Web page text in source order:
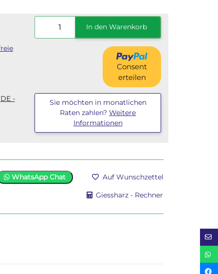
-
In den Warenkorb
Consent
erteilen
Sie möchten in monatlichen
Raten zahlen? Weitere
Informationen
WhatsApp Chat Auf Wunschzettel
Giessharz - Rechner